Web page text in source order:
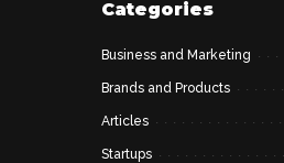
Categories
Business and Marketing
Brands and Products
Articles
Startups